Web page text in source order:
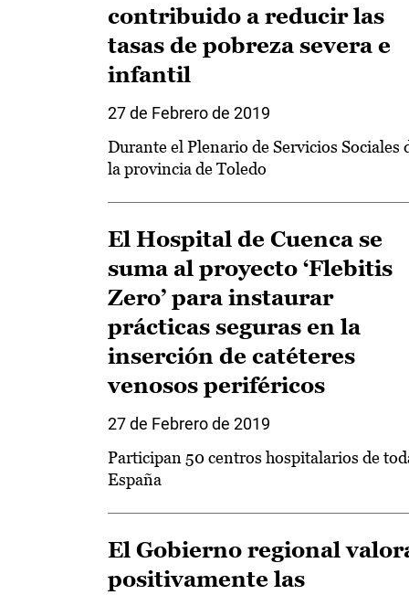
contribuido a reducir las
tasas de pobreza severa e
infantil
27 de Febrero de 2019
Durante el Plenario de Servicios Sociales
la provincia de Toledo
El Hospital de Cuenca se
suma al proyecto ‘Flebitis
Zero’ para instaurar
prácticas seguras en la
inserción de catéteres
venosos periféricos
27 de Febrero de 2019
Participan 50 centros hospitalarios de
España
El Gobierno regional
positivamente las